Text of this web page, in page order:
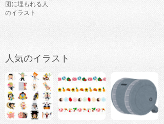
団に埋もれる人
のイラスト
人気のイラスト